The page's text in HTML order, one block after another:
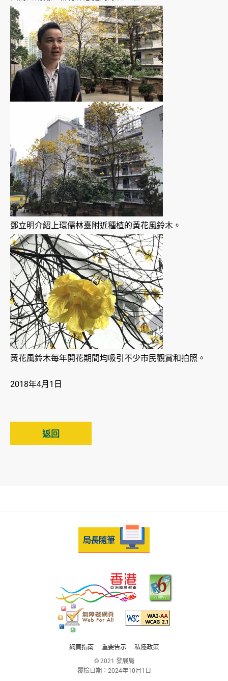
鄧立明介紹上環儒林臺附近種植的黃花風鈴木。
黃花風鈴木每年開花期間均吸引不少市民觀賞和拍照。
2018年4月1日
返回
網頁指南 重要告示
私隱政策
© 2021 發展局
覆檢日期： 2024年10月1日